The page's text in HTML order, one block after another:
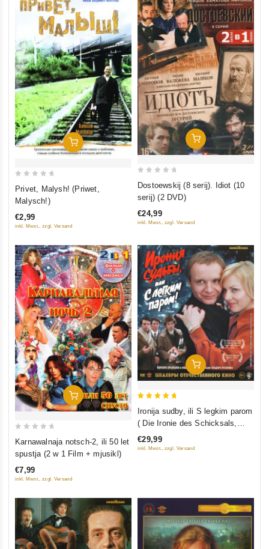
In Den Warenkorb
5
Privet, Malysh! (Priwet,
Malysch!)
€2,99
inkl. Mwst., zzgl. Versand
In Den Warenkorb
5
Dostoewskij (8 serij). Idiot (10
serij) (2 DVD)
€24,99
inkl. Mwst., zzgl. Versand
In Den Warenkorb
5
Karnawalnaja notsch-2, ili 50 let
spustja (2 w 1 Film + mjusikl)
€7,99
inkl. Mwst., zzgl. Versand
In Den Warenkorb
out of 5
Ironija sudby, ili S legkim parom
( Die Ironie des Schicksals,
oder Genieße Dein Bad!) (Blu-
Ray)
€29,99
inkl. Mwst., zzgl. Versand